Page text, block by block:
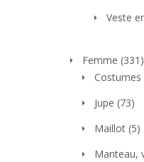
Veste
Femme (331)
Jupe (73)
Maillot (5)
Manteau,